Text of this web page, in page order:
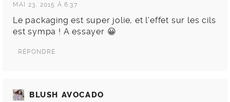
MAI 23, 2015 À 6:37
Le packaging est super jolie, et l’effet sur les cils
est sympa ! A essayer 😀
RÉPONDRE
BLUSH AVOCADO